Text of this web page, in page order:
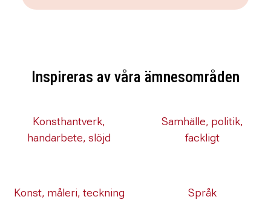
Inspireras av våra ämnesområden
Konsthantverk,
handarbete, slöjd
Samhälle, politik,
fackligt
Konst, måleri, teckning Språk